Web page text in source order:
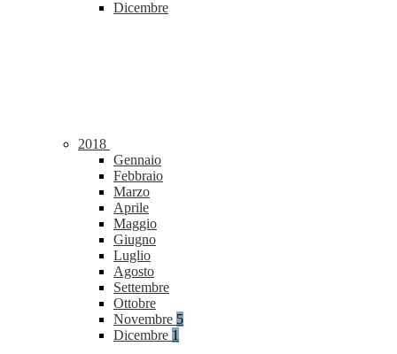
Dicembre
2018
Gennaio
Febbraio
Marzo
Aprile
Maggio
Giugno
Luglio
Agosto
Settembre
Ottobre
Novembre 5
Dicembre 1